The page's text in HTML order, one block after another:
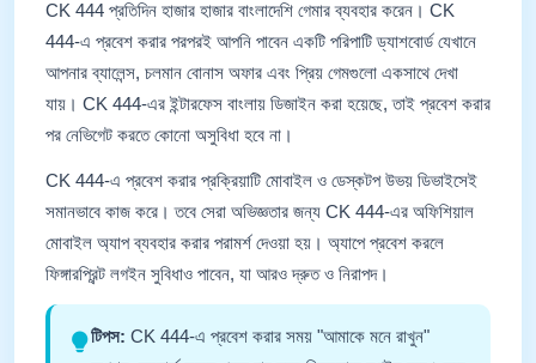
CK 444 প্রতিদিন হাজার হাজার বাংলাদেশি গেমার ব্যবহার করেন। CK
444-এ প্রবেশ করার পরপরই আপনি পাবেন একটি পরিপাটি ড্যাশবোর্ড যেখানে
আপনার ব্যালেন্স, চলমান বোনাস অফার এবং প্রিয় গেমগুলো একসাথে দেখা
যায়। CK 444-এর ইন্টারফেস বাংলায় ডিজাইন করা হয়েছে, তাই প্রবেশ করার
পর নেভিগেট করতে কোনো অসুবিধা হবে না।
CK 444-এ প্রবেশ করার প্রক্রিয়াটি মোবাইল ও ডেস্কটপ উভয় ডিভাইসেই
সমানভাবে কাজ করে। তবে সেরা অভিজ্ঞতার জন্য CK 444-এর অফিশিয়াল
মোবাইল অ্যাপ ব্যবহার করার পরামর্শ দেওয়া হয়। অ্যাপে প্রবেশ করলে
ফিঙ্গারপ্রিন্ট লগইন সুবিধাও পাবেন, যা আরও দ্রুত ও নিরাপদ।
টিপস: CK 444-এ প্রবেশ করার সময় "আমাকে মনে রাখুন"